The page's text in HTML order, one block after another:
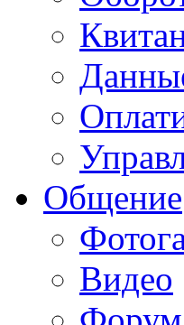
Общение
Видео